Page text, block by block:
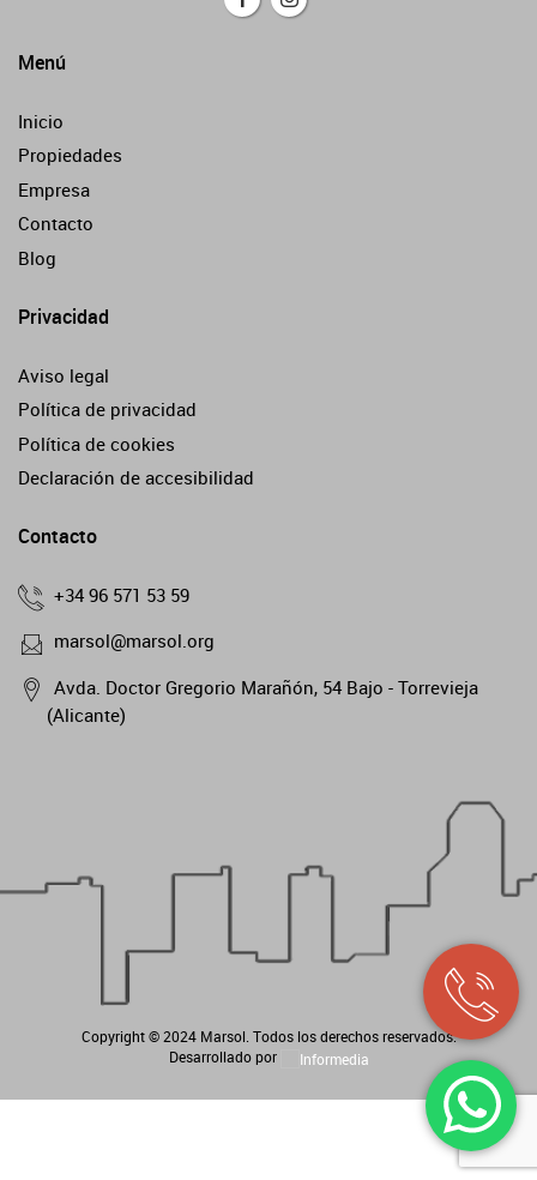
Menú
Inicio
Propiedades
Empresa
Contacto
Blog
Privacidad
Aviso legal
Política de privacidad
Política de cookies
Declaración de accesibilidad
Contacto
+34 96 571 53 59
marsol@marsol.org
Avda. Doctor Gregorio Marañón, 54 Bajo - Torrevieja
(Alicante)
Copyright © 2024 Marsol. Todos los derechos reservados.
Desarrollado por